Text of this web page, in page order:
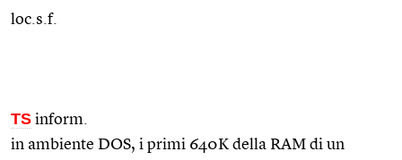
loc.s.f.
TS inform.
in ambiente DOS, i primi 640K della RAM di un